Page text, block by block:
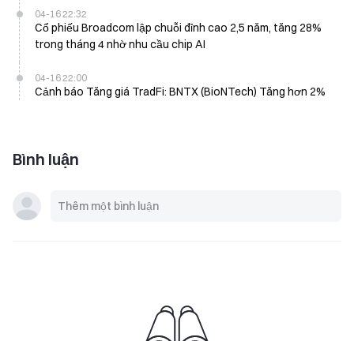
04-16 22:32
Cổ phiếu Broadcom lập chuỗi đỉnh cao 2,5 năm, tăng 28%
trong tháng 4 nhờ nhu cầu chip AI
04-16 22:00
Cảnh báo Tăng giá TradFi: BNTX (BioNTech) Tăng hơn 2%
Bình luận